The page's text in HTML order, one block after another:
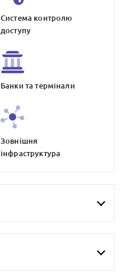
Система контролю
доступу
Банки та термiнали
Зовнiшня
iнфраструктура